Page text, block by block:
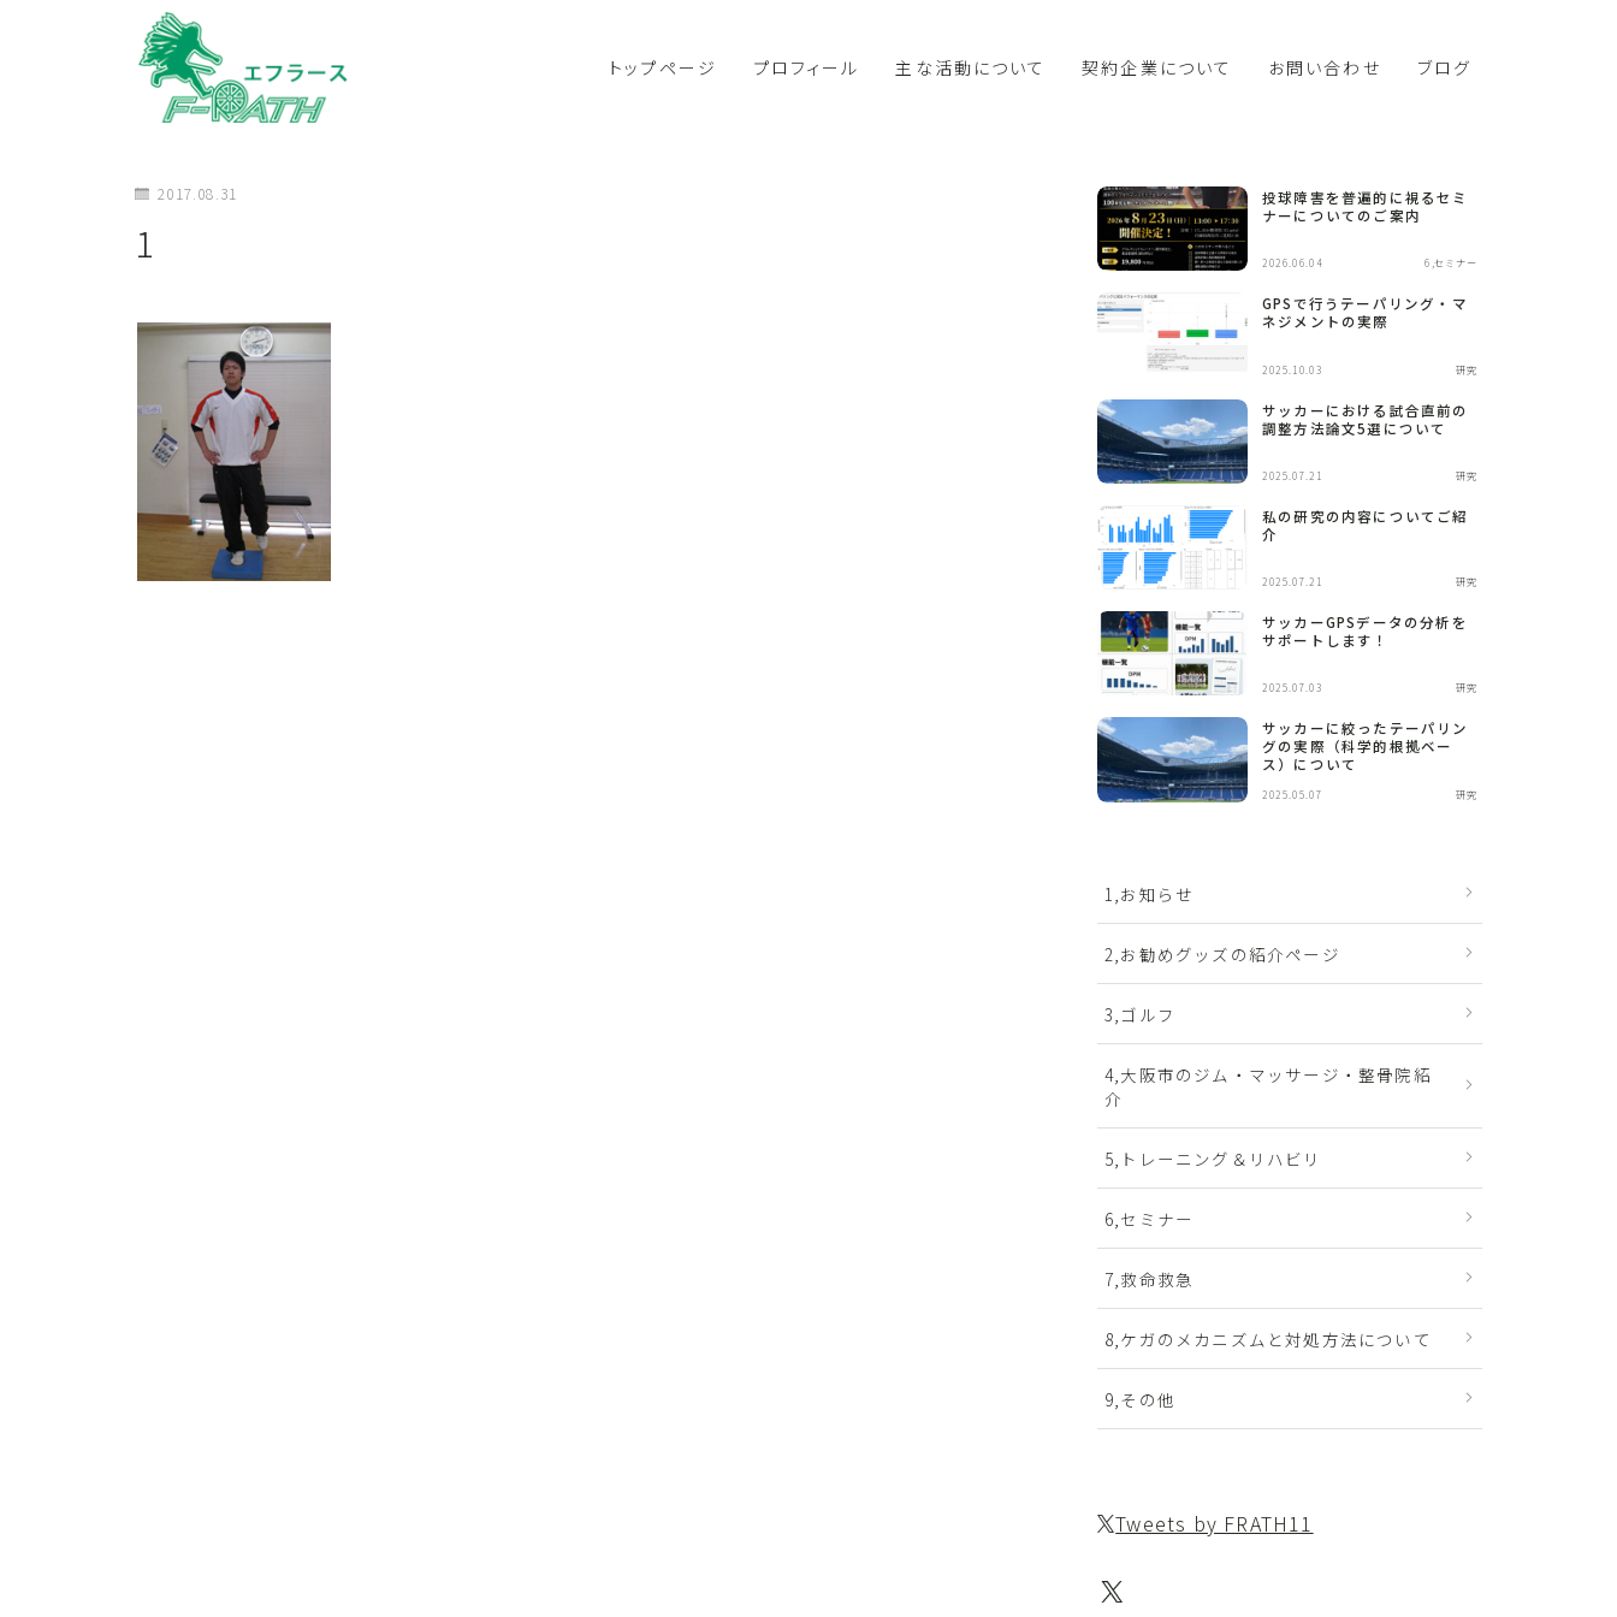
トップページ プロフィール 主な活動について 契約企業について お問い合わせ ブログ
2017.08.31
1
投球障害を普遍的に視るセミ
ナーについてのご案内
2026.06.04 6,セミナー
GPSで行うテーパリング・マ
ネジメントの実際
2025.10.03 研究
サッカーにおける試合直前の
調整方法論文5選について
2025.07.21 研究
私の研究の内容についてご紹
介
2025.07.21 研究
サッカーGPSデータの分析を
サポートします！
2025.07.03 研究
サッカーに絞ったテーパリン
グの実際（科学的根拠ベー
ス）について
2025.05.07 研究
1,お知らせ
2,お勧めグッズの紹介ページ
3,ゴルフ
4,大阪市のジム・マッサージ・整骨院紹
介
5,トレーニング＆リハビリ
6,セミナー
7,救命救急
8,ケガのメカニズムと対処方法について
9,その他
Tweets by FRATH11
X